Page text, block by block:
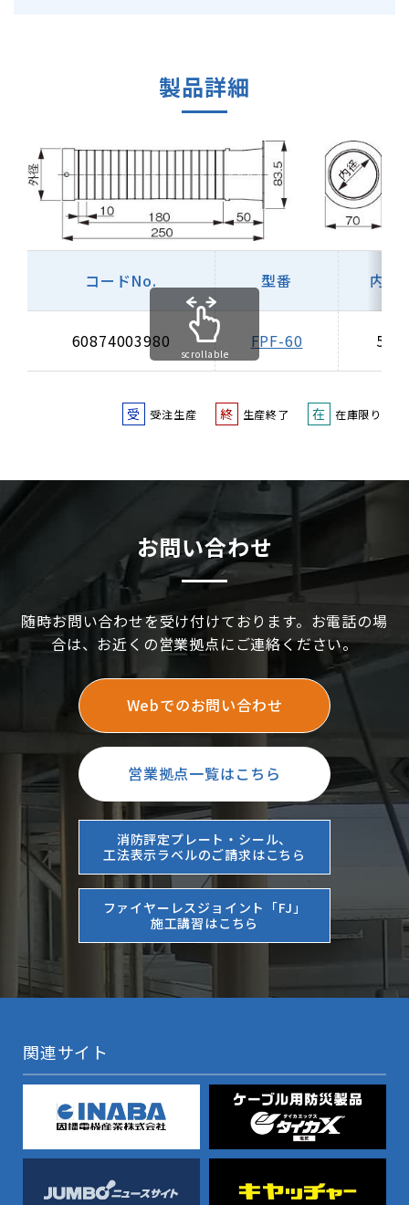
製品詳細
コードNo. 型番 内径
60874003980 FPF-60 57
scrollable
受 受注生産 終 生産終了 在 在庫限り
お問い合わせ
随時お問い合わせを受け付けております。お電話の場
合は、お近くの営業拠点にご連絡ください。
Webでのお問い合わせ
営業拠点一覧はこちら
消防評定プレート・シール、
工法表示ラベルのご請求はこちら
ファイヤーレスジョイント「FJ」
施工講習はこちら
関連サイト